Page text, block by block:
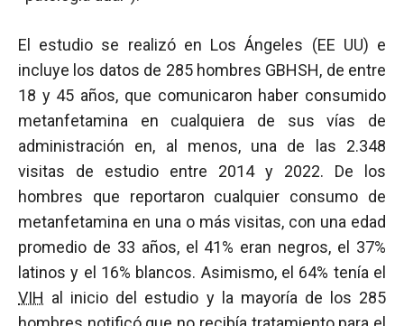
El estudio se realizó en Los Ángeles (EE UU) e
incluye los datos de 285 hombres GBHSH, de entre
18 y 45 años, que comunicaron haber consumido
metanfetamina en cualquiera de sus vías de
administración en, al menos, una de las 2.348
visitas de estudio entre 2014 y 2022. De los
hombres que reportaron cualquier consumo de
metanfetamina en una o más visitas, con una edad
promedio de 33 años, el 41% eran negros, el 37%
latinos y el 16% blancos. Asimismo, el 64% tenía el
VIH al inicio del estudio y la mayoría de los 285